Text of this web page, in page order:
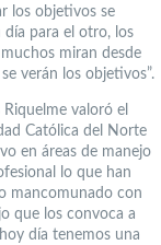
los objetivos se
día para el otro, los
miran desde
verán los objetivos”.
valoró el
Católica del Norte
en áreas de manejo
lo que han
mancomunado con
que los convoca a
día tenemos una